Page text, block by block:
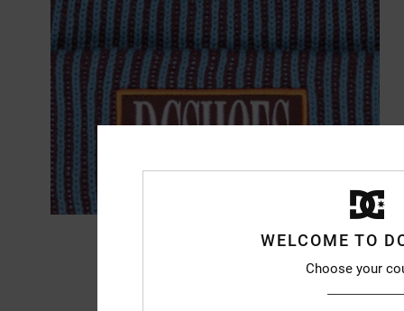
WELCOME TO
Choose your